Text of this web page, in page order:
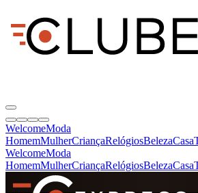
WelcomeModa
HomemMulherCriançaRelógiosBelezaCasa
WelcomeModa
HomemMulherCriançaRelógiosBelezaCasa